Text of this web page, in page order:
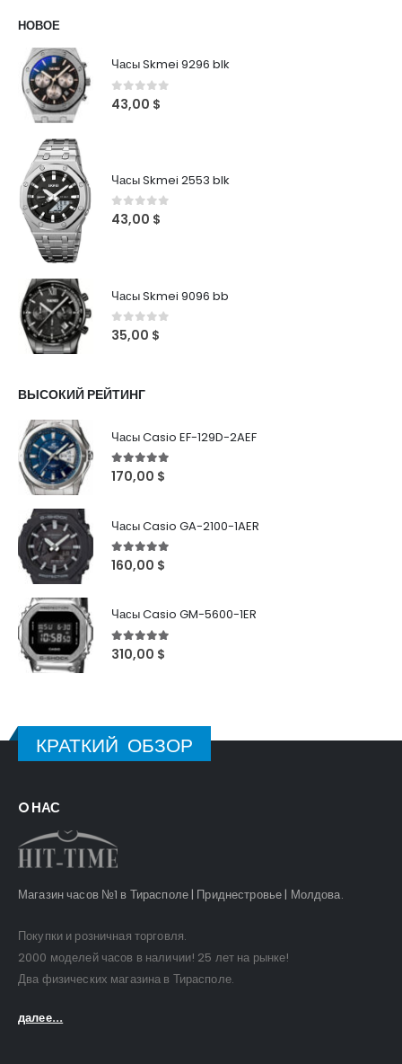
НОВОЕ
Часы Skmei 9296 blk
0 out of 5
43,00 $
Часы Skmei 2553 blk
0 out of 5
43,00 $
Часы Skmei 9096 bb
0out of 5
35,00 $
ВЫСОКИЙ РЕЙТИНГ
Часы Casio EF-129D-2AEF
5out of 5
170,00 $
Часы Casio GA-2100-1AER
5out of 5
160,00 $
Часы Casio GM-5600-1ER
5out of 5
310,00 $
КРАТКИЙ ОБЗОР
O НАС
Магазин часов №1 в Тирасполе | Приднестровье | Молдова.
Покупки и розничная торговля.
2000 моделей часов в наличии! 25 лет на рынке!
Два физических магазина в Тирасполе.
далее...